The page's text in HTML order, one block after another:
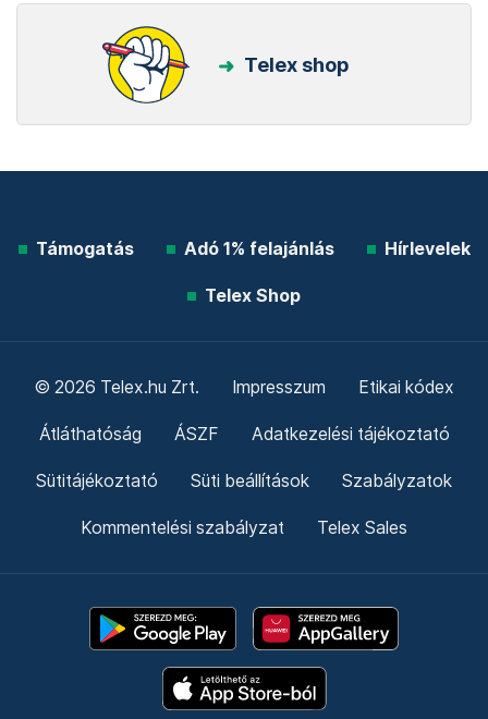
Telex shop
Támogatás Adó 1% felajánlás Hírlevelek
Telex Shop
© 2026 Telex.hu Zrt. Impresszum Etikai kódex
Átláthatóság ÁSZF Adatkezelési tájékoztató
Sütitájékoztató Süti beállítások Szabályzatok
Kommentelési szabályzat Telex Sales